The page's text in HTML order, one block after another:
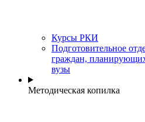
Курсы РКИ
Подготовительное
граждан,
вузы
Методическая копилка